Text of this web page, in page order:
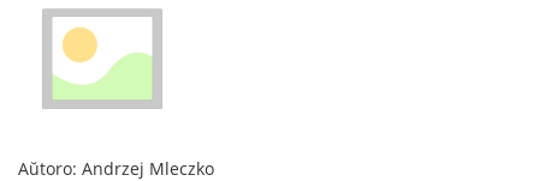
Aŭtoro: Andrzej Mleczko